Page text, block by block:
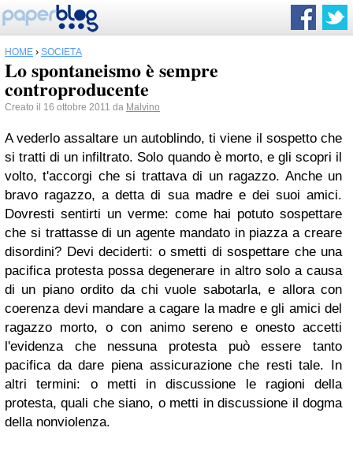
HOME › SOCIETÀ
Lo spontaneismo è sempre
controproducente
Creato il 16 ottobre 2011 da Malvino
A vederlo assaltare un autoblindo, ti viene il sospetto che
si tratti di un infiltrato. Solo quando è morto, e gli scopri il
volto, t'accorgi che si trattava di un ragazzo. Anche un
bravo ragazzo, a detta di sua madre e dei suoi amici.
Dovresti sentirti un verme: come hai potuto sospettare
che si trattasse di un agente mandato in piazza a creare
disordini? Devi deciderti: o smetti di sospettare che una
pacifica protesta possa degenerare in altro solo a causa
di un piano ordito da chi vuole sabotarla, e allora con
coerenza devi mandare a cagare la madre e gli amici del
ragazzo morto, o con animo sereno e onesto accetti
l'evidenza che nessuna protesta può essere tanto
pacifica da dare piena assicurazione che resti tale. In
altri termini: o metti in discussione le ragioni della
protesta, quali che siano, o metti in discussione il dogma
della nonviolenza.